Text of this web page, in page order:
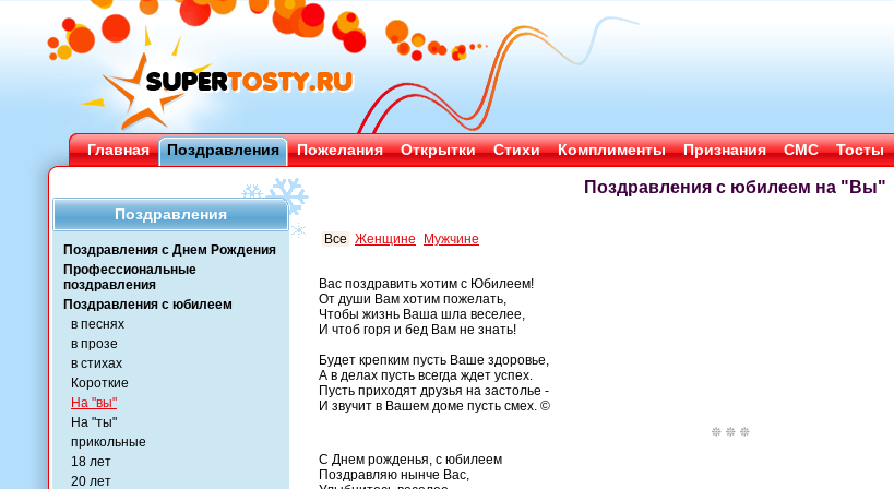
Главная Поздравления Пожелания Открытки Стихи Комплименты Признания СМС Тосты
Поздравления
Поздравления с Днем Рождения
Профессиональные
поздравления
Поздравления с юбилеем
в песнях
в прозе
в стихах
Короткие
На "вы"
На "ты"
прикольные
18 лет
20 лет
Поздравления с юбилеем на "Вы"
Все Женщине Мужчине
Вас поздравить хотим с Юбилеем!
От души Вам хотим пожелать,
Чтобы жизнь Ваша шла веселее,
И чтоб горя и бед Вам не знать!
Будет крепким пусть Ваше здоровье,
А в делах пусть всегда ждет успех.
Пусть приходят друзья на застолье -
И звучит в Вашем доме пусть смех. ©
С Днем рожденья, с юбилеем
Поздравляю нынче Вас,